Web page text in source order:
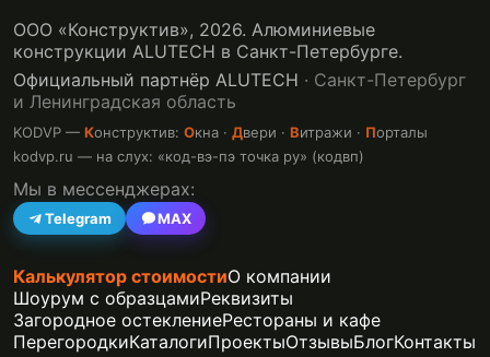
ООО «Конструктив», 2026. Алюминиевые
конструкции ALUTECH в Санкт-Петербурге.
Официальный партнёр ALUTECH · Санкт-Петербург
и Ленинградская область
KODVP — Конструктив: Окна · Двери · Витражи · Порталы
kodvp.ru — на слух: «код-вэ-пэ точка ру» (кодвп)
Мы в мессенджерах:
Telegram MAX
Калькулятор стоимостиО компании
Шоурум с образцамиРеквизиты
Загородное остеклениеРестораны и кафе
ПерегородкиКаталогиПроектыОтзывыБлогКонтакты